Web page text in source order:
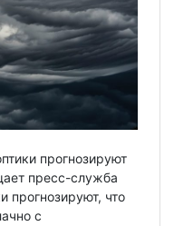
прогнозируют
пресс-служба
прогнозируют, что
с